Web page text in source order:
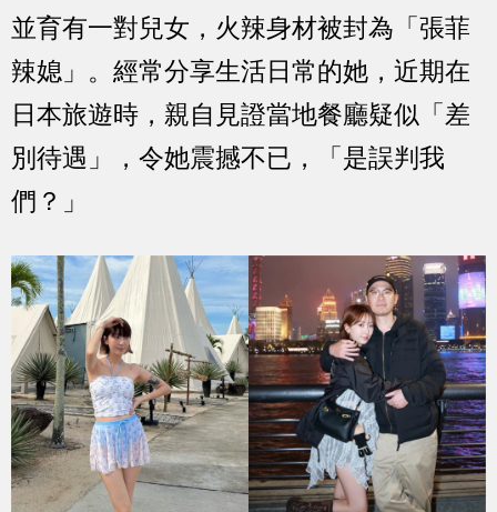
並育有一對兒女，火辣身材被封為「張菲
辣媳」。經常分享生活日常的她，近期在
日本旅遊時，親自見證當地餐廳疑似「差
別待遇」，令她震撼不已，「是誤判我
們？」